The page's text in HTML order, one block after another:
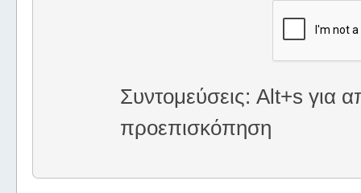
Συντομεύσεις: Alt+s για
προεπισκόπηση